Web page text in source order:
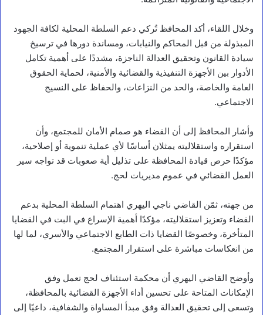
وخلال اللقاء، أكد المحافظ تُركي دعم السلطة المحلية لكافة الجهود
المبذولة من قبل المحاكم والنيابات، ومساندة دورها في ترسيخ
سيادة القانون وتحقيق العدالة الناجزة، مشددًا على أهمية تكامل
الأدوار بين الأجهزة التنفيذية والقضائية والأمنية، لحماية الحقوق
العامة والخاصة، والحد من النزاعات، والحفاظ على النسيج
الاجتماعي.
وأشار المحافظ إلى أن القضاء هو صمام الأمان للمجتمع، وأن
استقراره واستقلاليته يمثلان أساسًا لأي عملية تنموية أو إصلاحية،
مؤكدًا حرص قيادة المحافظة على تذليل أية صعوبات قد تواجه سير
العمل القضائي في عموم مديريات لحج.
من جهته، ثمّن القاضي ناجي اليهري اهتمام السلطة المحلية بدعم
القضاء وتعزيز استقلاليته، مؤكدًا أهمية الإسراع في البت في القضايا
المتأخرة، وخصوصًا القضايا ذات الطابع الاجتماعي والأسري، لما لها
من انعكاسات مباشرة على استقرار المجتمع.
وأوضح القاضي اليهري أن محكمة استئناف لحج تعمل وفق
الإمكانات المتاحة على تحسين أداء الأجهزة القضائية بالمحافظة،
وتسعى إلى تحقيق العدالة وفق مبدأ المساواة والشفافية، داعيًا إلى